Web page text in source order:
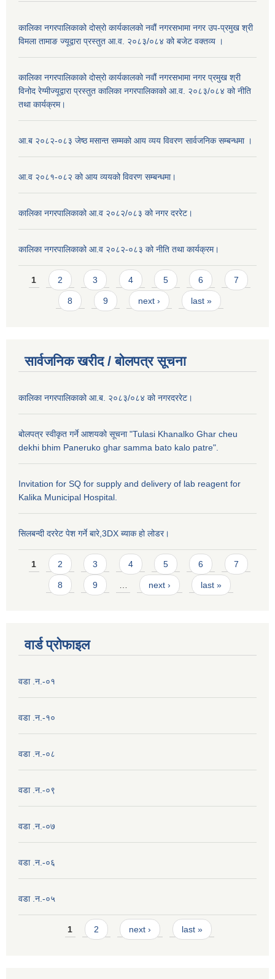
कालिका नगरपालिकाको दोस्रो कार्यकालको नवौं नगरसभामा नगर उप-प्रमुख श्री
विमला तामाङ ज्यूद्वारा प्रस्तुत आ.व. २०८३/०८४ को बजेट वक्तव्य ।
कालिका नगरपालिकाको दोस्रो कार्यकालको नवौं नगरसभामा नगर प्रमुख श्री
विनोद रेग्मीज्यूद्वारा प्रस्तुत कालिका नगरपालिकाको आ.व. २०८३/०८४ को नीति
तथा कार्यक्रम।
आ.ब २०८२-०८३ जेष्ठ मसान्त सम्मको आय व्यय विवरण सार्वजनिक सम्बन्धमा ।
आ.व २०८१-०८२ को आय व्ययको विवरण सम्बन्धमा।
कालिका नगरपालिकाको आ.व २०८२/०८३ को नगर दररेट।
कालिका नगरपालिकाको आ.व २०८२-०८३ को नीति तथा कार्यक्रम।
Pages
1 2 3 4 5 6 7
8 9 next › last »
सार्वजनिक खरीद / बाेलपत्र सूचना
कालिका नगरपालिकाको आ.ब. २०८३/०८४ को नगरदररेट।
बोलपत्र स्वीकृत गर्ने आशयको सूचना "Tulasi Khanalko Ghar cheu
dekhi bhim Paneruko ghar samma bato kalo patre".
Invitation for SQ for supply and delivery of lab reagent for
Kalika Municipal Hospital.
सिलबन्दी दररेट पेश गर्ने बारे,3DX ब्याक हो लोडर।
Pages
1 2 3 4 5 6 7
8 9 next › last »
वार्ड प्राेफाइल
वडा .न.-०१
वडा .न.-१०
वडा .न.-०८
वडा .न.-०९
वडा .न.-०७
वडा .न.-०६
वडा .न.-०५
Pages1 2 next › last »